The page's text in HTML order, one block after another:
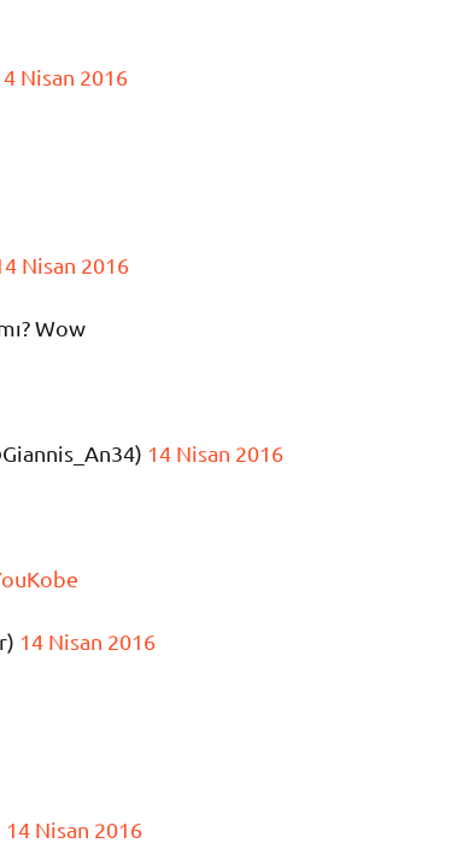
Nisan 2016
Nisan 2016
Wow
14 Nisan 2016
14 Nisan 2016
14 Nisan 2016